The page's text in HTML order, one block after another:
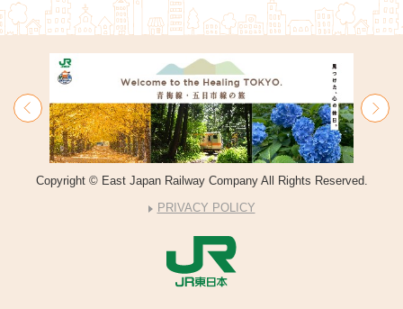
Copyright © East Japan Railway Company All Rights Reserved.
PRIVACY POLICY